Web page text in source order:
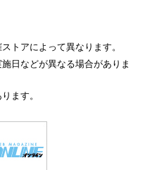
トアによって異なります。
日などが異なる場合がありま
ます。